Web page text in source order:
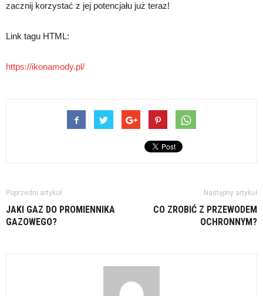
zacznij korzystać z jej potencjału już teraz!
Link tagu HTML:
https://ikonamody.pl/
Poprzedni artykuł
JAKI GAZ DO PROMIENNIKA
GAZOWEGO?
Następny artykuł
CO ZROBIĆ Z PRZEWODEM
OCHRONNYM?